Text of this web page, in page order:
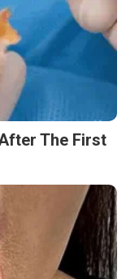
The First